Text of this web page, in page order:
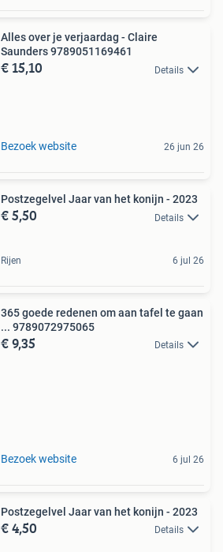
Alles over je verjaardag - Claire
Saunders 9789051169461
€ 15,10 Details
Bezoek website 26 jun 26
Postzegelvel Jaar van het konijn - 2023
€ 5,50 Details
Rijen 6 jul 26
365 goede redenen om aan tafel te gaan
... 9789072975065
€ 9,35 Details
Bezoek website 6 jul 26
Postzegelvel Jaar van het konijn - 2023
€ 4,50 Details